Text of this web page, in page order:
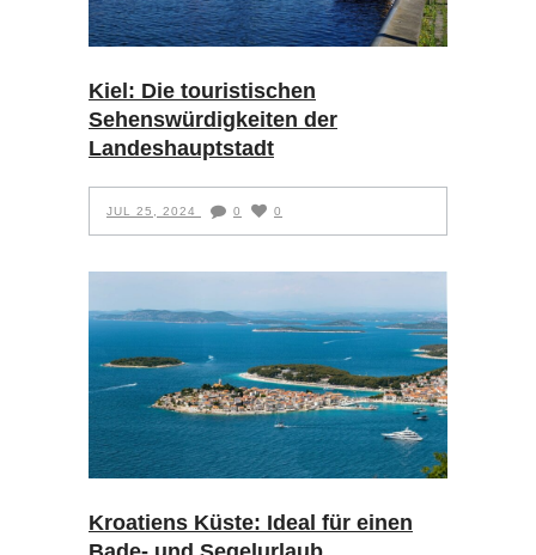
Kiel: Die touristischen
Sehenswürdigkeiten der
Landeshauptstadt
JUL 25, 2024 0 0
Kroatiens Küste: Ideal für einen